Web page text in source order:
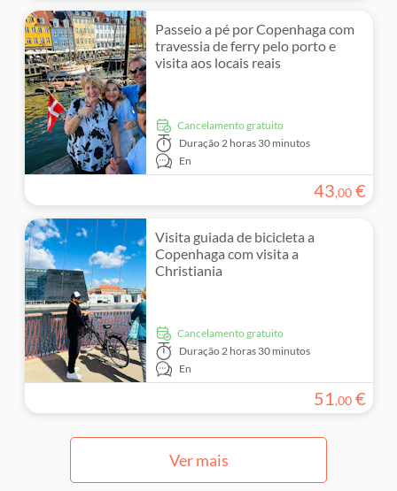
Passeio a pé por Copenhaga com
travessia de ferry pelo porto e
visita aos locais reais
Cancelamento gratuito
Duração2 horas 30 minutos
En
43,00 €
Visita guiada de bicicleta a
Copenhaga com visita a
Christiania
Cancelamento gratuito
Duração2 horas 30 minutos
En
51 ,00 €
Ver mais